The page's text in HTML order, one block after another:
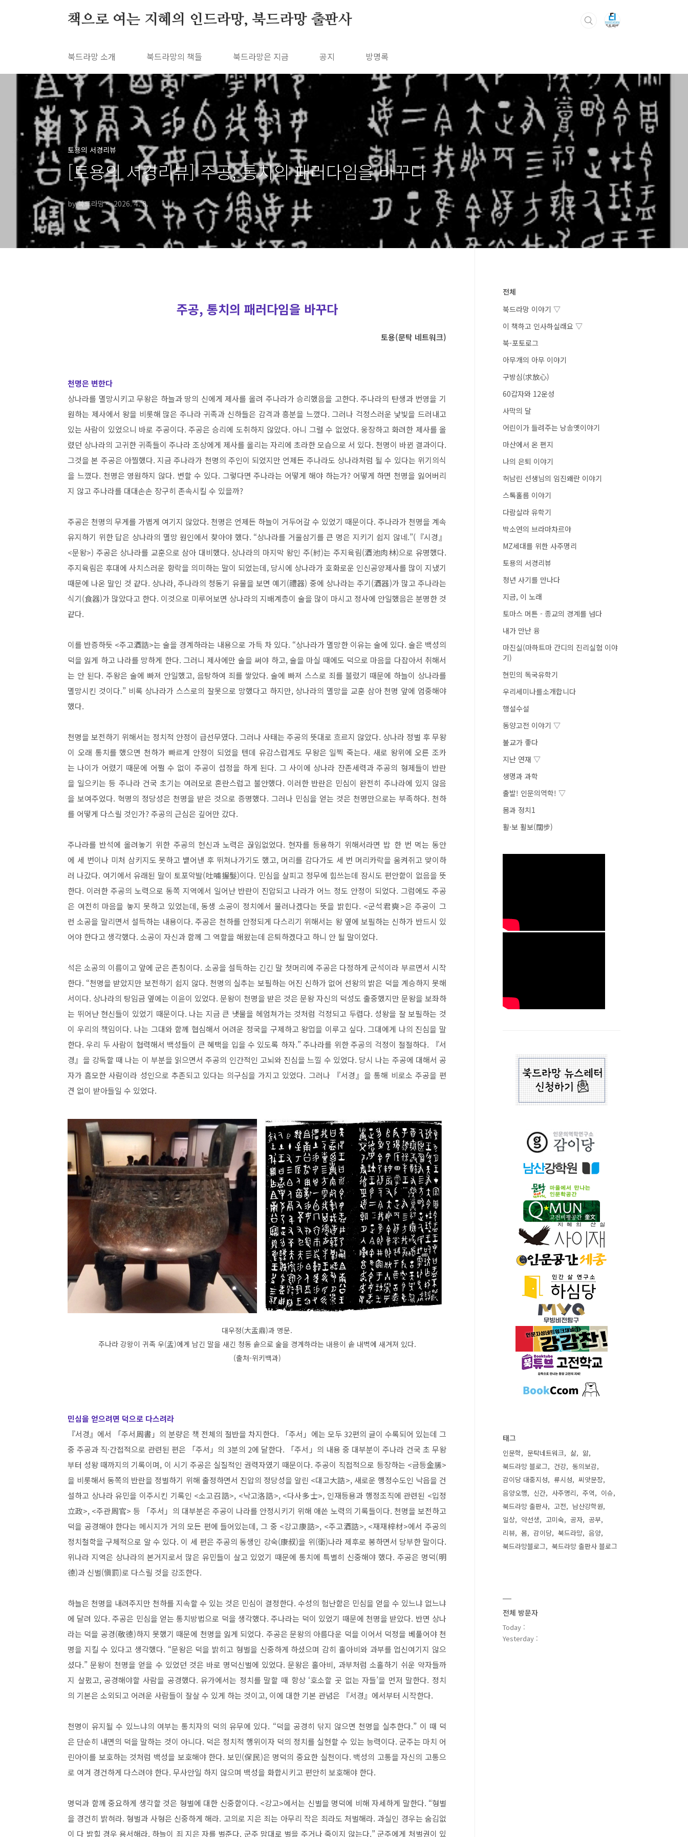
책으로 여는 지혜의 인드라망, 북드라망 출판사
북드라망 소개 북드라망의 책들 북드라망은 지금 공지 방명록
토용의 서경리뷰
[토용의 서경리뷰] 주공, 통치의 패러다임을 바꾸다
by 북드라망 2026. 4. 8.
주공, 통치의 패러다임을 바꾸다
토용(문탁 네트워크)
천명은 변한다
상나라를 멸망시키고 무왕은 하늘과 땅의 신에게 제사를 올려 주나라가 승리했음을 고한다. 주나라의 탄생과 번영을 기
원하는 제사에서 왕을 비롯해 많은 주나라 귀족과 신하들은 감격과 흥분을 느꼈다. 그러나 걱정스러운 낯빛을 드러내고
있는 사람이 있었으니 바로 주공이다. 주공은 승리에 도취하지 않았다. 아니 그럴 수 없었다. 웅장하고 화려한 제사를 올
렸던 상나라의 고귀한 귀족들이 주나라 조상에게 제사를 올리는 자리에 초라한 모습으로 서 있다. 천명이 바뀐 결과이다.
그것을 본 주공은 아찔했다. 지금 주나라가 천명의 주인이 되었지만 언제든 주나라도 상나라처럼 될 수 있다는 위기의식
을 느꼈다. 천명은 영원하지 않다. 변할 수 있다. 그렇다면 주나라는 어떻게 해야 하는가? 어떻게 하면 천명을 잃어버리
지 않고 주나라를 대대손손 장구히 존속시킬 수 있을까?
주공은 천명의 무게를 가볍게 여기지 않았다. 천명은 언제든 하늘이 거두어갈 수 있었기 때문이다. 주나라가 천명을 계속
유지하기 위한 답은 상나라의 멸망 원인에서 찾아야 했다. “상나라를 거울삼기를 큰 명은 지키기 쉽지 않네.”(『시경』
<문왕>) 주공은 상나라를 교훈으로 삼아 대비했다. 상나라의 마지막 왕인 주(紂)는 주지육림(酒池肉林)으로 유명했다.
주지육림은 후대에 사치스러운 향락을 의미하는 말이 되었는데, 당시에 상나라가 호화로운 인신공양제사를 많이 지냈기
때문에 나온 말인 것 같다. 상나라, 주나라의 청동기 유물을 보면 예기(禮器) 중에 상나라는 주기(酒器)가 많고 주나라는
식기(食器)가 많았다고 한다. 이것으로 미루어보면 상나라의 지배계층이 술을 많이 마시고 정사에 안일했음은 분명한 것
같다.
이를 반증하듯 <주고酒誥>는 술을 경계하라는 내용으로 가득 차 있다. “상나라가 멸망한 이유는 술에 있다. 술은 백성의
덕을 잃게 하고 나라를 망하게 한다. 그러니 제사에만 술을 써야 하고, 술을 마실 때에도 덕으로 마음을 다잡아서 취해서
는 안 된다. 주왕은 술에 빠져 안일했고, 음탕하여 죄를 쌓았다. 술에 빠져 스스로 죄를 불렀기 때문에 하늘이 상나라를
멸망시킨 것이다.” 비록 상나라가 스스로의 잘못으로 망했다고 하지만, 상나라의 멸망을 교훈 삼아 천명 앞에 엄중해야
했다.
천명을 보전하기 위해서는 정치적 안정이 급선무였다. 그러나 사태는 주공의 뜻대로 흐르지 않았다. 상나라 정벌 후 무왕
이 오래 통치를 했으면 천하가 빠르게 안정이 되었을 텐데 유감스럽게도 무왕은 일찍 죽는다. 새로 왕위에 오른 조카
는 나이가 어렸기 때문에 어쩔 수 없이 주공이 섭정을 하게 된다. 그 사이에 상나라 잔존세력과 주공의 형제들이 반란
을 일으키는 등 주나라 건국 초기는 여러모로 혼란스럽고 불안했다. 이러한 반란은 민심이 완전히 주나라에 있지 않음
을 보여주었다. 혁명의 정당성은 천명을 받은 것으로 증명했다. 그러나 민심을 얻는 것은 천명만으로는 부족하다. 천하
를 어떻게 다스릴 것인가? 주공의 근심은 깊어만 갔다.
주나라를 반석에 올려놓기 위한 주공의 헌신과 노력은 끊임없었다. 현자를 등용하기 위해서라면 밥 한 번 먹는 동안
에 세 번이나 미처 삼키지도 못하고 뱉어낸 후 뛰쳐나가기도 했고, 머리를 감다가도 세 번 머리카락을 움켜쥐고 맞이하
러 나갔다. 여기에서 유래된 말이 토포악발(吐哺握髮)이다. 민심을 살피고 정무에 힘쓰는데 잠시도 편안함이 없음을 뜻
한다. 이러한 주공의 노력으로 동쪽 지역에서 일어난 반란이 진압되고 나라가 어느 정도 안정이 되었다. 그럼에도 주공
은 여전히 마음을 놓지 못하고 있었는데, 동생 소공이 정치에서 물러나겠다는 뜻을 밝힌다. <군석君奭>은 주공이 그
런 소공을 말리면서 설득하는 내용이다. 주공은 천하를 안정되게 다스리기 위해서는 왕 옆에 보필하는 신하가 반드시 있
어야 한다고 생각했다. 소공이 자신과 함께 그 역할을 해왔는데 은퇴하겠다고 하니 안 될 말이었다.
석은 소공의 이름이고 앞에 군은 존칭이다. 소공을 설득하는 긴긴 말 첫머리에 주공은 다정하게 군석이라 부르면서 시작
한다. “천명을 받았지만 보전하기 쉽지 않다. 천명의 실추는 보필하는 어진 신하가 없어 선왕의 밝은 덕을 계승하지 못해
서이다. 상나라의 탕임금 옆에는 이윤이 있었다. 문왕이 천명을 받은 것은 문왕 자신의 덕성도 출중했지만 문왕을 보좌하
는 뛰어난 현신들이 있었기 때문이다. 나는 지금 큰 냇물을 헤엄쳐가는 것처럼 걱정되고 두렵다. 성왕을 잘 보필하는 것
이 우리의 책임이다. 나는 그대와 함께 협심해서 어려운 정국을 구제하고 왕업을 이루고 싶다. 그대에게 나의 진심을 말
한다. 우리 두 사람이 협력해서 백성들이 큰 혜택을 입을 수 있도록 하자.” 주나라를 위한 주공의 걱정이 절절하다. 『서
경』을 강독할 때 나는 이 부분을 읽으면서 주공의 인간적인 고뇌와 진심을 느낄 수 있었다. 당시 나는 주공에 대해서 공
자가 흠모한 사람이라 성인으로 추존되고 있다는 의구심을 가지고 있었다. 그러나 『서경』을 통해 비로소 주공을 편
견 없이 받아들일 수 있었다.
대우정(大盂鼎)과 명문.
주나라 강왕이 귀족 우(盂)에게 남긴 말을 새긴 청동 솥으로 술을 경계하라는 내용이 솥 내벽에 새겨져 있다.
(출처-위키백과)
민심을 얻으려면 덕으로 다스려라
『서경』에서 「주서周書」의 분량은 책 전체의 절반을 차지한다. 「주서」에는 모두 32편의 글이 수록되어 있는데 그
중 주공과 직·간접적으로 관련된 편은 「주서」의 3분의 2에 달한다. 「주서」의 내용 중 대부분이 주나라 건국 초 무왕
부터 성왕 때까지의 기록이며, 이 시기 주공은 실질적인 권력자였기 때문이다. 주공이 직접적으로 등장하는 <금등金縢>
을 비롯해서 동쪽의 반란을 정벌하기 위해 출정하면서 진압의 정당성을 알린 <대고大誥>, 새로운 행정수도인 낙읍을 건
설하고 상나라 유민을 이주시킨 기록인 <소고召誥>, <낙고洛誥>, <다사多士>, 인재등용과 행정조직에 관련된 <입정
立政>, <주관周官> 등 「주서」의 대부분은 주공이 나라를 안정시키기 위해 애쓴 노력의 기록들이다. 천명을 보전하고
덕을 공경해야 한다는 메시지가 거의 모든 편에 들어있는데, 그 중 <강고康誥>, <주고酒誥>, <재재梓材>에서 주공의
정치철학을 구체적으로 알 수 있다. 이 세 편은 주공의 동생인 강숙(康叔)을 위(衛)나라 제후로 봉하면서 당부한 말이다.
위나라 지역은 상나라의 본거지로서 많은 유민들이 살고 있었기 때문에 통치에 특별히 신중해야 했다. 주공은 명덕(明
德)과 신벌(愼罰)로 다스릴 것을 강조한다.
하늘은 천명을 내려주지만 천하를 지속할 수 있는 것은 민심이 결정한다. 수성의 험난함은 민심을 얻을 수 있느냐 없느냐
에 달려 있다. 주공은 민심을 얻는 통치방법으로 덕을 생각했다. 주나라는 덕이 있었기 때문에 천명을 받았다. 반면 상나
라는 덕을 공경(敬德)하지 못했기 때문에 천명을 잃게 되었다. 주공은 문왕의 아름다운 덕을 이어서 덕정을 베풀어야 천
명을 지킬 수 있다고 생각했다. “문왕은 덕을 밝히고 형벌을 신중하게 하셨으며 감히 홀아비와 과부를 업신여기지 않으
셨다.” 문왕이 천명을 얻을 수 있었던 것은 바로 명덕신벌에 있었다. 문왕은 홀아비, 과부처럼 소홀하기 쉬운 약자들까
지 살폈고, 공경해야할 사람을 공경했다. 유가에서는 정치를 말할 때 항상 ‘호소할 곳 없는 자들’을 먼저 말한다. 정치
의 기본은 소외되고 어려운 사람들이 잘살 수 있게 하는 것이고, 이에 대한 기본 관념은 『서경』에서부터 시작한다.
천명이 유지될 수 있느냐의 여부는 통치자의 덕의 유무에 있다. “덕을 공경히 닦지 않으면 천명을 실추한다.” 이 때 덕
은 단순히 내면의 덕을 말하는 것이 아니다. 덕은 정치적 행위이자 덕의 정치를 실현할 수 있는 능력이다. 군주는 마치 어
린아이를 보호하는 것처럼 백성을 보호해야 한다. 보민(保民)은 명덕의 중요한 실천이다. 백성의 고통을 자신의 고통으
로 여겨 경건하게 다스려야 한다. 무사안일 하지 않으며 백성을 화합시키고 편안히 보호해야 한다.
명덕과 함께 중요하게 생각할 것은 형벌에 대한 신중함이다. <강고>에서는 신벌을 명덕에 비해 자세하게 말한다. “형벌
을 경건히 밝혀라. 형벌과 사형은 신중하게 해라. 고의로 지은 죄는 아무리 작은 죄라도 처벌해라. 과실인 경우는 숨김없
이 다 밝힐 경우 용서해라. 하늘이 죄 지은 자를 벌준다. 군주 맘대로 벌을 주거나 죽이지 않는다.” 군주에게 처벌권이 있
전체
북드라망 이야기 ▽
이 책하고 인사하실래요 ▽
북-포토로그
아무개의 아무 이야기
구방심(求放心)
60갑자와 12운성
사막의 달
어린이가 들려주는 낭송옛이야기
마산에서 온 편지
나의 은퇴 이야기
허남린 선생님의 임진왜란 이야기
스톡홀름 이야기
다람살라 유학기
박소연의 브라마차르야
MZ세대를 위한 사주명리
토용의 서경리뷰
청년 사기를 만나다
지금, 이 노래
토마스 머튼 - 종교의 경계를 넘다
내가 만난 융
마진실(마하트마 간디의 진리실험 이야
기)
현민의 독국유학기
우리세미나를소개합니다
행설수설
동양고전 이야기 ▽
불교가 좋다
지난 연재 ▽
생명과 과학
출발! 인문의역학! ▽
몸과 정치1
활·보 활보(闊步)
태그
인문학 문탁네트워크 삶
앎
북드라망 블로그
건강
동의보감
감이당 대중지성
류시성
씨앗문장
음양오행
신간 사주명리 주역
이슈
북드라망 출판사
고전
남산강학원
일상
약선생 고미숙 공자
공부
리뷰
몸 감이당 북드라망
음양
북드라망블로그
북드라망 출판사 블로그
전체 방문자
Today :
Yesterday :